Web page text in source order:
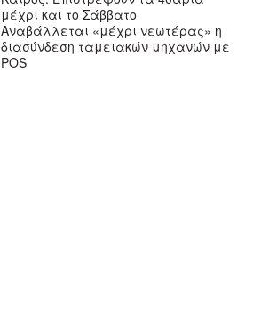
μέχρι και το Σάββατο
Αναβάλλεται «μέχρι νεωτέρας» η
διασύνδεση ταμειακών μηχανών με
POS